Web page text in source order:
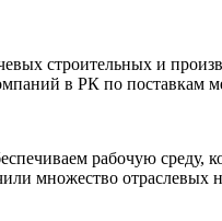
строительных и
в РК по поставкам
рабочую среду,
множество отраслевых